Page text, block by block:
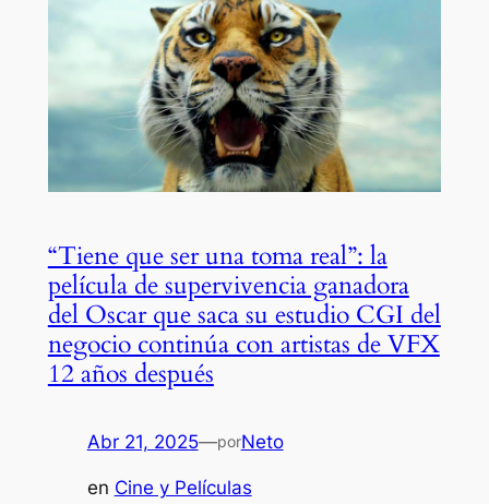
“Tiene que ser una toma real”: la
película de supervivencia ganadora
del Oscar que saca su estudio CGI del
negocio continúa con artistas de VFX
12 años después
Abr 21, 2025—porNeto
en Cine y Películas